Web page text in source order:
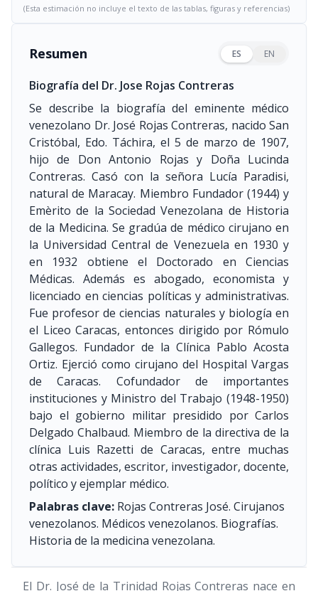
(Esta estimación no incluye el texto de las tablas, figuras y referencias)
Resumen ES EN
Biografía del Dr. Jose Rojas Contreras
Se describe la biografía del eminente médico
venezolano Dr. José Rojas Contreras, nacido San
Cristóbal, Edo. Táchira, el 5 de marzo de 1907,
hijo de Don Antonio Rojas y Doña Lucinda
Contreras. Casó con la señora Lucía Paradisi,
natural de Maracay. Miembro Fundador (1944) y
Emèrito de la Sociedad Venezolana de Historia
de la Medicina. Se gradúa de médico cirujano en
la Universidad Central de Venezuela en 1930 y
en 1932 obtiene el Doctorado en Ciencias
Médicas. Además es abogado, economista y
licenciado en ciencias políticas y administrativas.
Fue profesor de ciencias naturales y biología en
el Liceo Caracas, entonces dirigido por Rómulo
Gallegos. Fundador de la Clínica Pablo Acosta
Ortiz. Ejerció como cirujano del Hospital Vargas
de Caracas. Cofundador de importantes
instituciones y Ministro del Trabajo (1948-1950)
bajo el gobierno militar presidido por Carlos
Delgado Chalbaud. Miembro de la directiva de la
clínica Luis Razetti de Caracas, entre muchas
otras actividades, escritor, investigador, docente,
político y ejemplar médico.
Palabras clave: Rojas Contreras José. Cirujanos
venezolanos. Médicos venezolanos. Biografías.
Historia de la medicina venezolana.
El Dr. José de la Trinidad Rojas Contreras nace en